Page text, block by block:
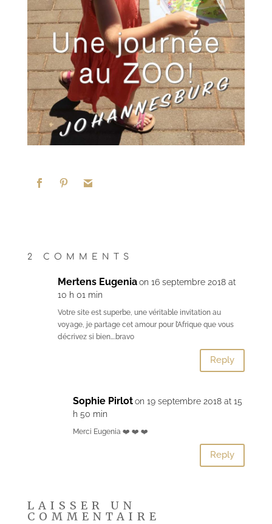
2 COMMENTS
Mertens Eugenia on 16 septembre 2018 at
10 h 01 min
Votre site est superbe, une véritable invitation au
voyage, je partage cet amour pour l’Afrique que vous
décrivez si bien….bravo
Reply
Sophie Pirlot on 19 septembre 2018 at 15
h 50 min
Merci Eugenia ❤️ ❤️ ❤️
Reply
LAISSER UN
COMMENTAIRE